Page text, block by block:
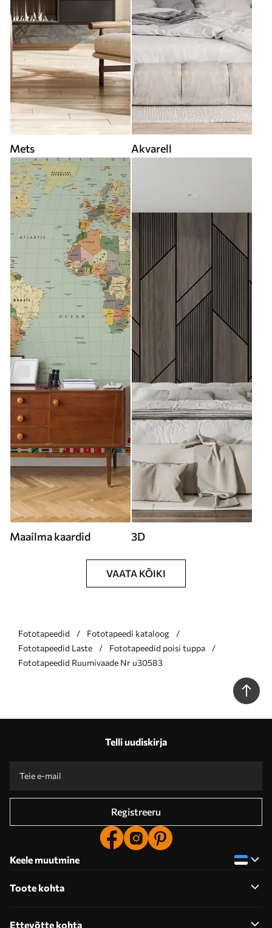
Mets Akvarell
Maailma kaardid 3D
VAATA KÕIKI
Fototapeedid
Fototapeedi kataloog
Fototapeedid Laste
Fototapeedid poisi tuppa
Fototapeedid Ruumivaade Nr u30583
Telli uudiskirja
Registreeru
Keele muutmine
Toote kohta
Ettevõtte kohta